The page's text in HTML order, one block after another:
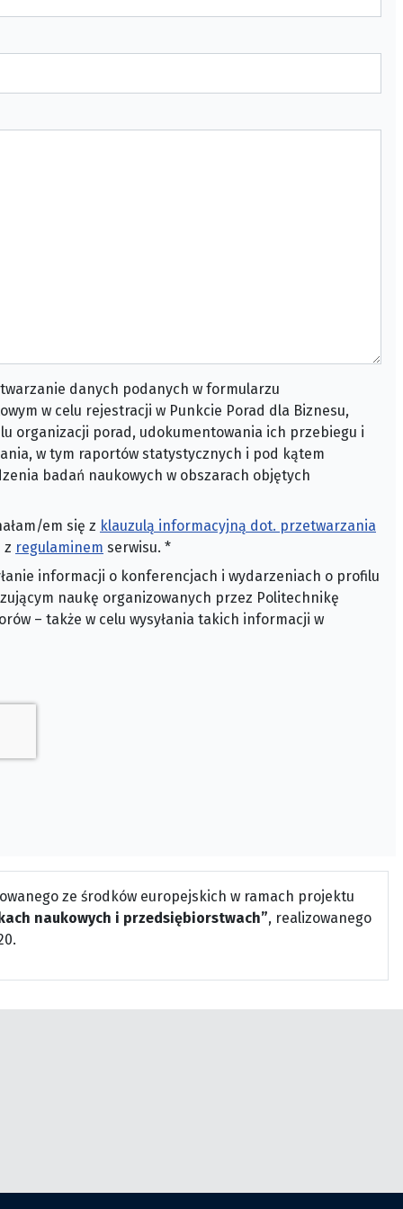
danych podanych w formularzu
w celu rejestracji w Punkcie Porad dla Biznesu,
organizacji porad, udokumentowania ich przebiegu i
w tym raportów statystycznych i pod kątem
badań naukowych w obszarach objętych
em się z klauzulą informacyjną dot. przetwarzania
z regulaminem serwisu. *
informacji o konferencjach i wydarzeniach o profilu
naukę organizowanych przez Politechnikę
– także w celu wysyłania takich informacji w
ze środków europejskich w ramach projektu
naukowych i przedsiębiorstwach”, realizowanego